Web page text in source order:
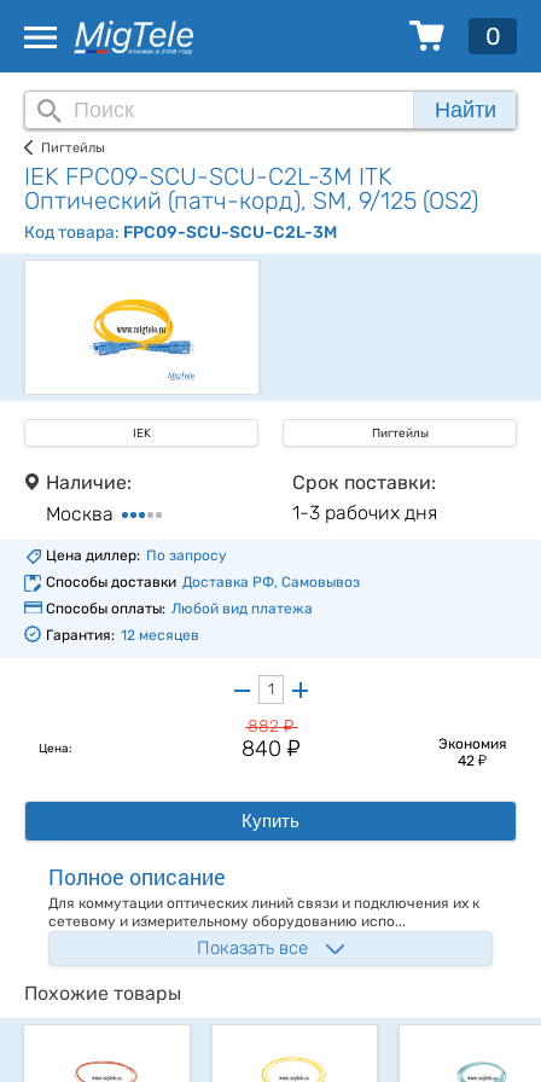
0
Найти
Пигтейлы
IEK FPC09-SCU-SCU-C2L-3M ITK
Оптический (патч-корд), SM, 9/125 (OS2)
Код товара: FPC09-SCU-SCU-C2L-3M
IEK Пигтейлы
Наличие:
Москва
Срок поставки:
1-3 рабочих дня
Цена диллер: По запросу
Способы доставки Доставка РФ, Самовывоз
Способы оплаты: Любой вид платежа
Гарантия: 12 месяцев
Цена:
882у
840 у
Экономия
42у
Купить
Полное описание
Для коммутации оптических линий связи и подключения их к
сетевому и измерительному оборудованию испо...
Показать все
Похожие товары